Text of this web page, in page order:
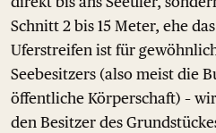
Schnitt 2 bis 15 Meter, ehe
Uferstreifen ist für
Seebesitzers (also meist die
öffentliche Körperschaft) –
den Besitzer des